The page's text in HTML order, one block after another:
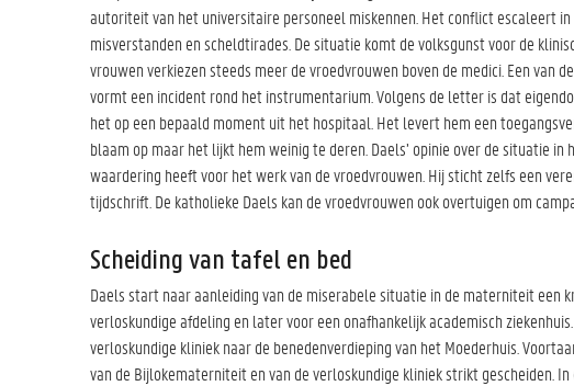
autoriteit van het universitaire personeel miskennen. Het conflict escaleert in
misverstanden en scheldtirades. De situatie komt de volksgunst voor de
vrouwen verkiezen steeds meer de vroedvrouwen boven de medici. Een van
vormt een incident rond het instrumentarium. Volgens de letter is dat
het op een bepaald moment uit het hospitaal. Het levert hem een
blaam op maar het lijkt hem weinig te deren. Daels’ opinie over de situatie
waardering heeft voor het werk van de vroedvrouwen. Hij sticht zelfs een
tijdschrift. De katholieke Daels kan de vroedvrouwen ook overtuigen om
Scheiding van tafel en bed
Daels start naar aanleiding van de miserabele situatie in de materniteit een
verloskundige afdeling en later voor een onafhankelijk academisch
verloskundige kliniek naar de benedenverdieping van het Moederhuis.
van de Bijlokematerniteit en van de verloskundige kliniek strikt gescheiden.